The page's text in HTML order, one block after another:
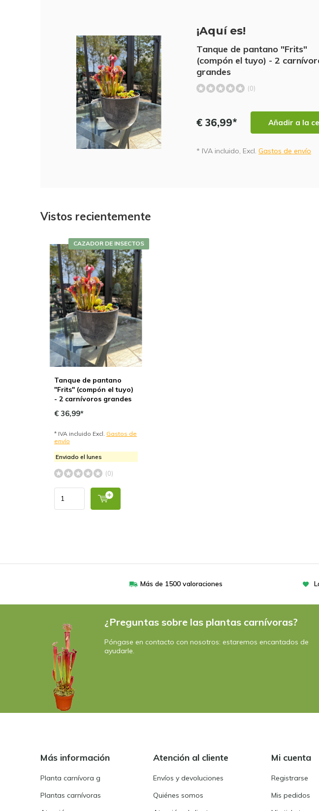
¡Aquí es!
Tanque de pantano "Frits"
(compón el tuyo) - 2
grandes
(0)
€ 36,99* Añadir a la
* IVA incluido, Excl. Gastos de envío
Vistos recientemente
Tanque de pantano
"Frits" (compón el tuyo)
- 2 carnívoros grandes
CAZADOR DE INSECTOS
€ 36,99*
* IVA incluido Excl. Gastos de
envío
Enviado el lunes
(0)
Más de 1500 valoraciones
¿Preguntas sobre las plantas carnívoras?
Póngase en contacto con nosotros: estaremos encantados de
ayudarle.
Más información
Planta carnívora g
Plantas carnívoras
Atención al cliente
Envíos y devoluciones
Quiénes somos
Mi cuenta
Registrarse
Mis pedidos